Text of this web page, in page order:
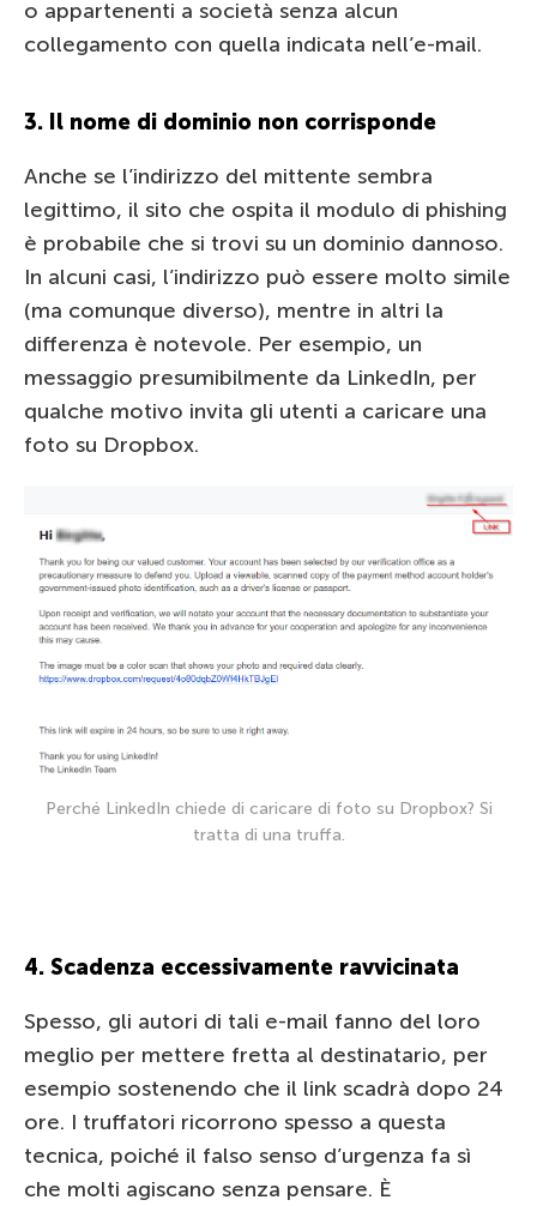
o appartenenti a società senza alcun
collegamento con quella indicata nell’e-mail.
3. Il nome di dominio non corrisponde
Anche se l’indirizzo del mittente sembra
legittimo, il sito che ospita il modulo di phishing
è probabile che si trovi su un dominio dannoso.
In alcuni casi, l’indirizzo può essere molto simile
(ma comunque diverso), mentre in altri la
differenza è notevole. Per esempio, un
messaggio presumibilmente da LinkedIn, per
qualche motivo invita gli utenti a caricare una
foto su Dropbox.
Perché LinkedIn chiede di caricare di foto su Dropbox? Si
tratta di una truffa.
4. Scadenza eccessivamente ravvicinata
Spesso, gli autori di tali e-mail fanno del loro
meglio per mettere fretta al destinatario, per
esempio sostenendo che il link scadrà dopo 24
ore. I truffatori ricorrono spesso a questa
tecnica, poiché il falso senso d’urgenza fa sì
che molti agiscano senza pensare. È